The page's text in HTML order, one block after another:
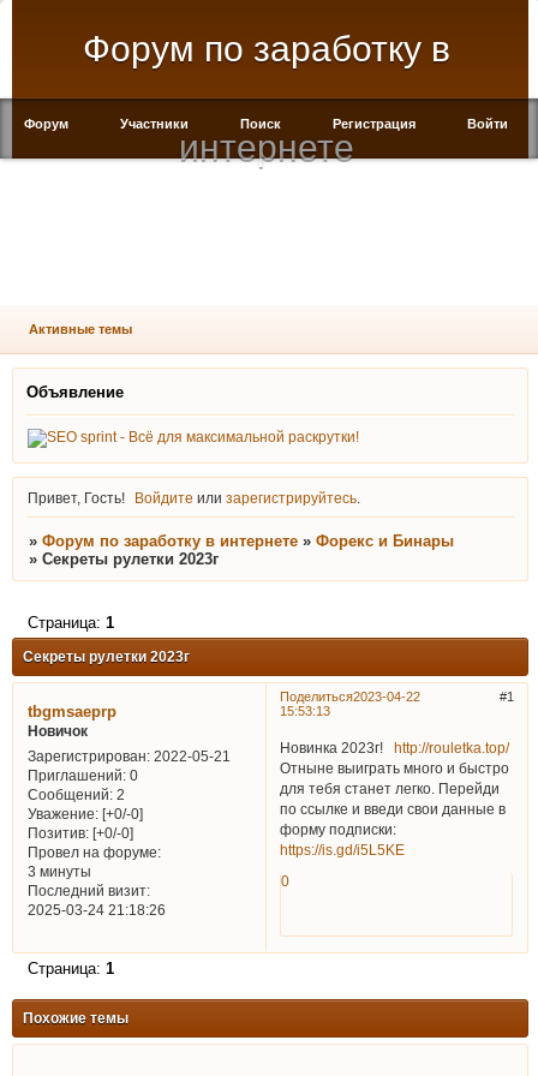
Форум по заработку в
интернете
Форум Участники Поиск Регистрация Войти
Активные темы
Объявление
Привет, Гость! Войдите илизарегистрируйтесь
» Форум по заработку в интернете » Форекс и Бинары
» Секреты рулетки 2023г
Секреты рулетки 2023г
Страница: 1
Поделиться 1
2023-04-22
15:53:13
tbgmsaeprp
Новичок
Зарегистрирован: 2022-05-21
Приглашений:0
Сообщений:2
Уважение: [+0/-0]
Позитив: [+0/-0]
Провел на форуме:
3 минуты
Последний визит:
2025-03-24 21:18:26
Новинка 2023г!
http://rouletka.top/
Отныне выиграть много и быстро
для тебя станет легко. Перейди
по ссылке и введи свои данные в
форму подписки:
https://is.gd/i5L5KE
0
Страница: 1
Похожие темы